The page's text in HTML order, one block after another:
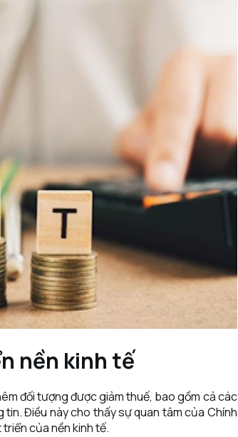
nền kinh tế
đối tượng được giảm thuế, bao gồm cả các
Điều này cho thấy sự quan tâm của Chính
của nền kinh tế.